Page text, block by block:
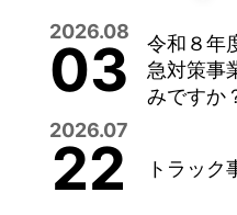
2026.08
03
令和８年
急対策事
みです
2026.07
22 トラッ